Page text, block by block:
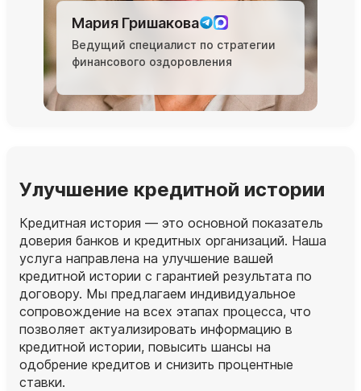
Мария Гришакова
Ведущий специалист по стратегии
финансового оздоровления
Улучшение кредитной истории
Кредитная история — это основной показатель
доверия банков и кредитных организаций. Наша
услуга направлена на улучшение вашей
кредитной истории с гарантией результата по
договору. Мы предлагаем индивидуальное
сопровождение на всех этапах процесса, что
позволяет актуализировать информацию в
кредитной истории, повысить шансы на
одобрение кредитов и снизить процентные
ставки.